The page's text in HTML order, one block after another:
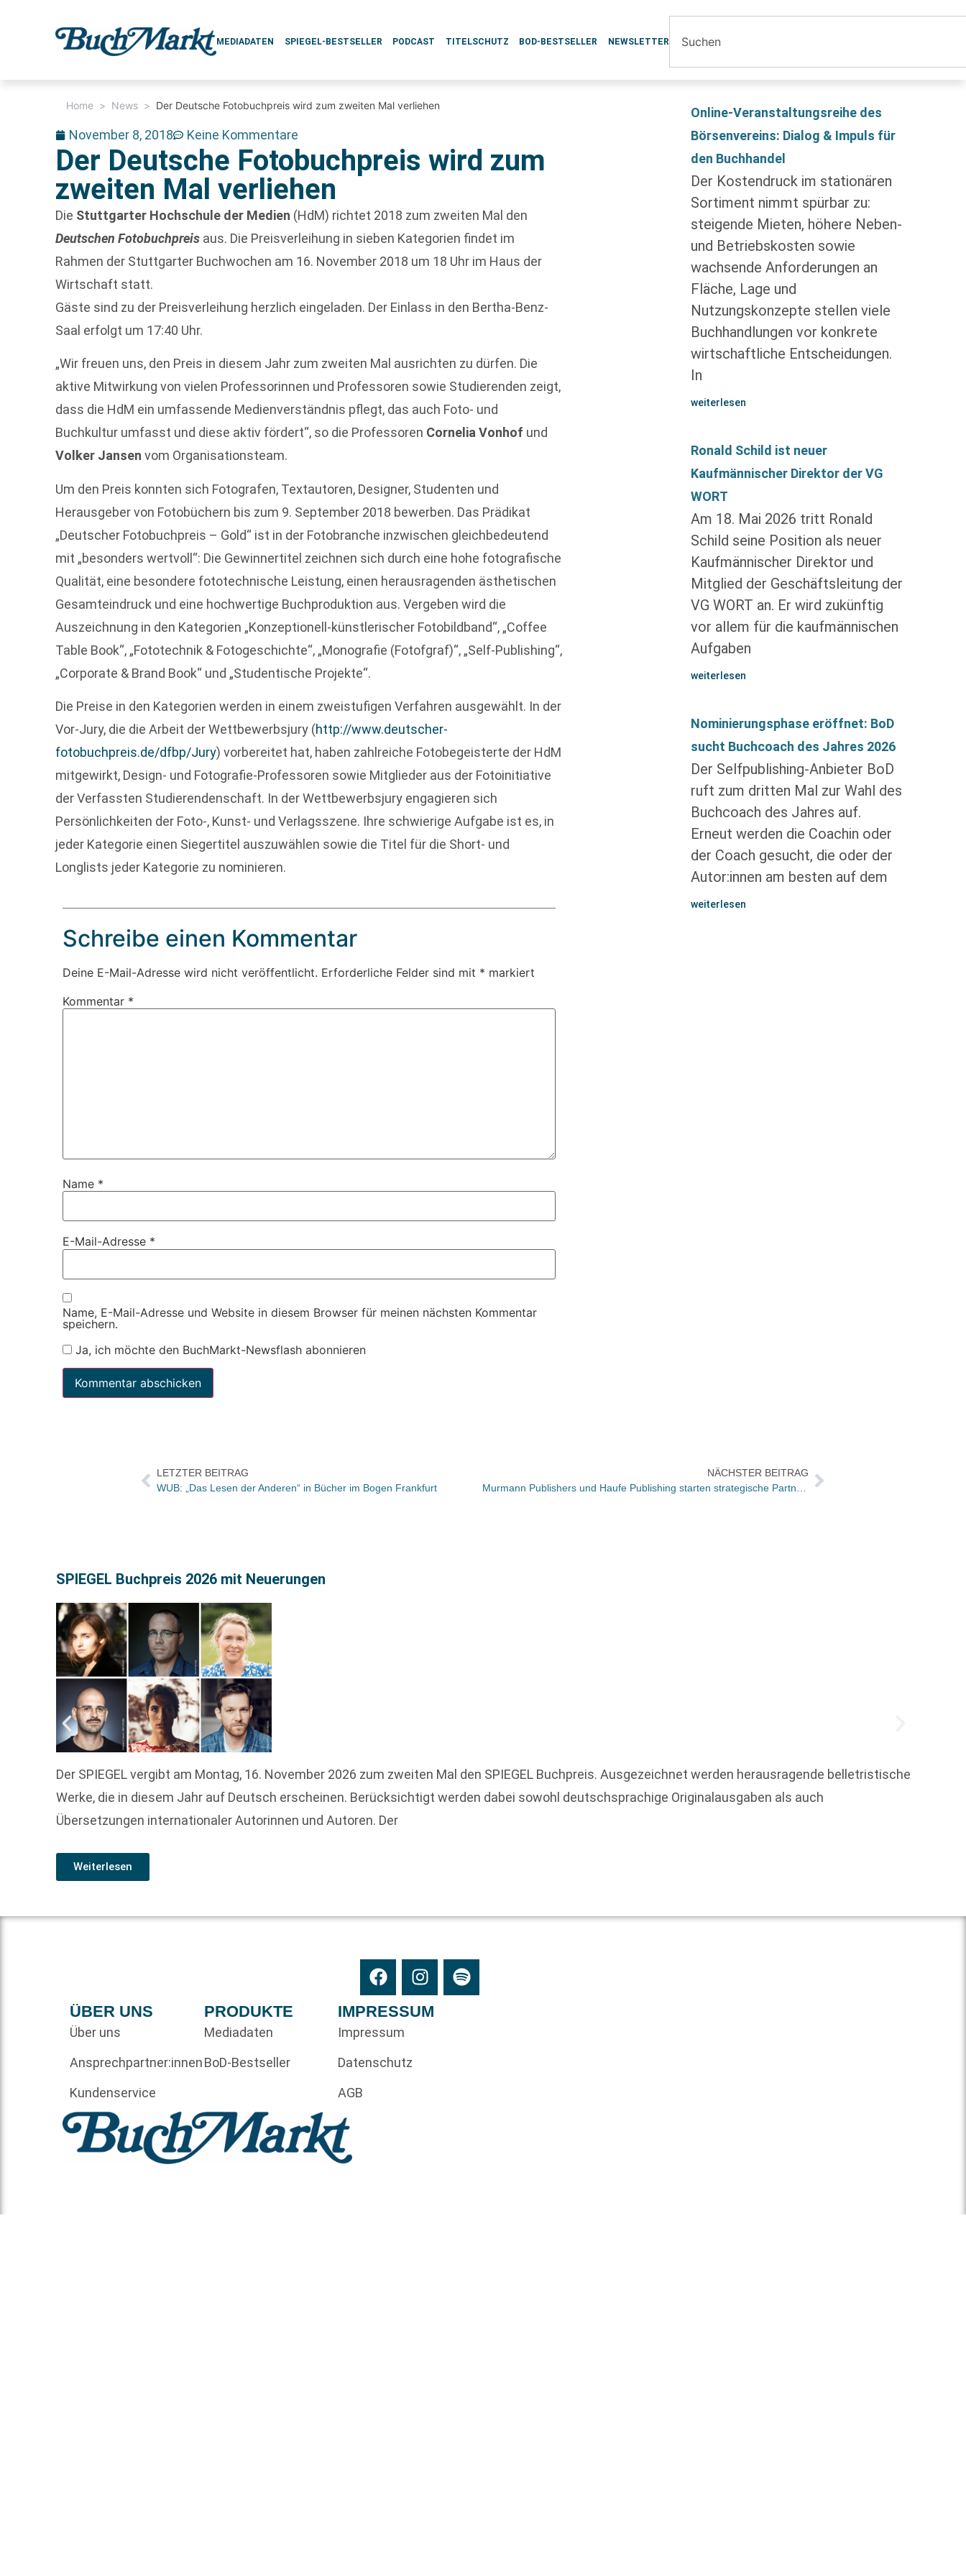
MEDIADATEN SPIEGEL-BESTSELLER PODCAST TITELSCHUTZ BOD-BESTSELLER NEWSLETTER
Home > News > Der Deutsche Fotobuchpreis wird zum zweiten Mal verliehen
November 8, 2018 Keine Kommentare
Der Deutsche Fotobuchpreis wird zum
zweiten Mal verliehen
Die Stuttgarter Hochschule der Medien (HdM) richtet 2018 zum zweiten Mal den
Deutschen Fotobuchpreis aus. Die Preisverleihung in sieben Kategorien findet im
Rahmen der Stuttgarter Buchwochen am 16. November 2018 um 18 Uhr im Haus der
Wirtschaft statt.
Gäste sind zu der Preisverleihung herzlich eingeladen. Der Einlass in den Bertha-Benz-
Saal erfolgt um 17:40 Uhr.
„Wir freuen uns, den Preis in diesem Jahr zum zweiten Mal ausrichten zu dürfen. Die
aktive Mitwirkung von vielen Professorinnen und Professoren sowie Studierenden zeigt,
dass die HdM ein umfassende Medienverständnis pflegt, das auch Foto- und
Buchkultur umfasst und diese aktiv fördert“, so die Professoren Cornelia Vonhof und
Volker Jansen vom Organisationsteam.
Um den Preis konnten sich Fotografen, Textautoren, Designer, Studenten und
Herausgeber von Fotobüchern bis zum 9. September 2018 bewerben. Das Prädikat
„Deutscher Fotobuchpreis – Gold“ ist in der Fotobranche inzwischen gleichbedeutend
mit „besonders wertvoll“: Die Gewinnertitel zeichnen sich durch eine hohe fotografische
Qualität, eine besondere fototechnische Leistung, einen herausragenden ästhetischen
Gesamteindruck und eine hochwertige Buchproduktion aus. Vergeben wird die
Auszeichnung in den Kategorien „Konzeptionell-künstlerischer Fotobildband“, „Coffee
Table Book“, „Fototechnik & Fotogeschichte“, „Monografie (Fotofgraf)“, „Self-Publishing“,
„Corporate & Brand Book“ und „Studentische Projekte“.
Die Preise in den Kategorien werden in einem zweistufigen Verfahren ausgewählt. In der
Vor-Jury, die die Arbeit der Wettbewerbsjury (http://www.deutscher-
fotobuchpreis.de/dfbp/Jury) vorbereitet hat, haben zahlreiche Fotobegeisterte der HdM
mitgewirkt, Design- und Fotografie-Professoren sowie Mitglieder aus der Fotoinitiative
der Verfassten Studierendenschaft. In der Wettbewerbsjury engagieren sich
Persönlichkeiten der Foto-, Kunst- und Verlagsszene. Ihre schwierige Aufgabe ist es, in
jeder Kategorie einen Siegertitel auszuwählen sowie die Titel für die Short- und
Longlists jeder Kategorie zu nominieren.
Schreibe einen Kommentar
Deine E-Mail-Adresse wird nicht veröffentlicht. Erforderliche Felder sind mit * markiert
Kommentar *
Name *
E-Mail-Adresse *
Name, E-Mail-Adresse und Website in diesem Browser für meinen nächsten Kommentar
speichern.
Ja, ich möchte den BuchMarkt-Newsflash abonnieren
Online-Veranstaltungsreihe des
Börsenvereins: Dialog & Impuls für
den Buchhandel
Der Kostendruck im stationären
Sortiment nimmt spürbar zu:
steigende Mieten, höhere Neben-
und Betriebskosten sowie
wachsende Anforderungen an
Fläche, Lage und
Nutzungskonzepte stellen viele
Buchhandlungen vor konkrete
wirtschaftliche Entscheidungen.
In
weiterlesen
Ronald Schild ist neuer
Kaufmännischer Direktor der VG
WORT
Am 18. Mai 2026 tritt Ronald
Schild seine Position als neuer
Kaufmännischer Direktor und
Mitglied der Geschäftsleitung der
VG WORT an. Er wird zukünftig
vor allem für die kaufmännischen
Aufgaben
weiterlesen
Nominierungsphase eröffnet: BoD
sucht Buchcoach des Jahres 2026
Der Selfpublishing-Anbieter BoD
ruft zum dritten Mal zur Wahl des
Buchcoach des Jahres auf.
Erneut werden die Coachin oder
der Coach gesucht, die oder der
Autor:innen am besten auf dem
weiterlesen
LETZTER BEITRAG
WUB: „Das Lesen der Anderen“ in Bücher im Bogen Frankfurt
NÄCHSTER BEITRAG
Murmann Publishers und Haufe Publishing starten strategische Partnerschaft
SPIEGEL Buchpreis 2026 mit Neuerungen
Der SPIEGEL vergibt am Montag, 16. November 2026 zum zweiten Mal den SPIEGEL Buchpreis. Ausgezeichnet werden herausragende belletristische
Werke, die in diesem Jahr auf Deutsch erscheinen. Berücksichtigt werden dabei sowohl deutschsprachige Originalausgaben als auch
Übersetzungen internationaler Autorinnen und Autoren. Der
Weiterlesen
ÜBER UNS
Über uns
Ansprechpartner:innen
Kundenservice
PRODUKTE
Mediadaten
BoD-Bestseller
IMPRESSUM
Impressum
Datenschutz
AGB